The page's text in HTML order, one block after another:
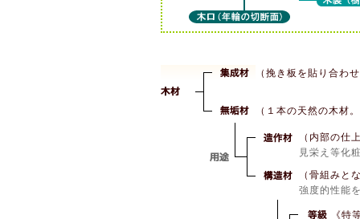
（挽き板を貼り合わ
（１本の天然の木材
（内部の仕
見栄え等化
（骨組みと
強度的性能
《特